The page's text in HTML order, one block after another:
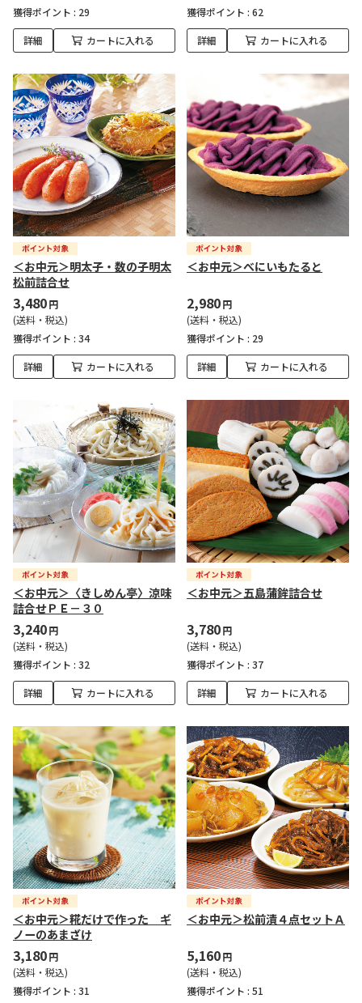
獲得ポイント : 29
詳細 カートに入れる
獲得ポイント : 62
詳細 カートに入れる
＜お中元＞明太子・数の子明太
松前詰合せ
3,480円
(送料・税込)
獲得ポイント : 34
詳細 カートに入れる
＜お中元＞べにいもたると
2,980円
(送料・税込)
獲得ポイント : 29
詳細 カートに入れる
＜お中元＞〈きしめん亭〉涼味
詰合せＰＥ－３０
3,240円
(送料・税込)
獲得ポイント : 32
詳細 カートに入れる
＜お中元＞五島蒲鉾詰合せ
3,780円
(送料・税込)
獲得ポイント : 37
詳細 カートに入れる
＜お中元＞糀だけで作った ギ
ノーのあまざけ
3,180円
(送料・税込)
獲得ポイント : 31
＜お中元＞松前漬４点セットＡ
5,160円
(送料・税込)
獲得ポイント : 51